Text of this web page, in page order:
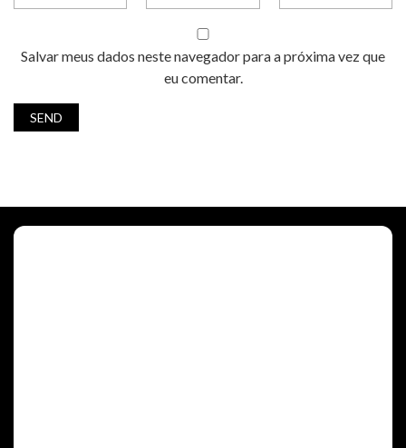
Salvar meus dados neste navegador para a próxima vez que
eu comentar.